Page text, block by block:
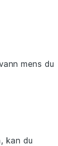
mens du
, kan du